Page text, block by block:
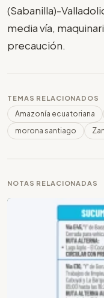
(Sabanilla)-
media vía,
precaución.
TEMAS RELACIONADOS
Amazonía ecuatoriana
morona santiago
NOTAS RELACIONADAS